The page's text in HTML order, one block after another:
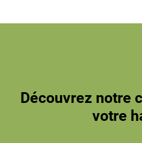
Découvrez notre
votre